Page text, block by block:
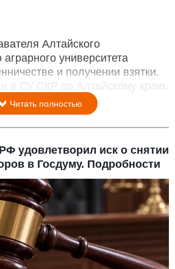
Алтайского
аграрного университета
и получении взятки.
в СУ СКР по Алтайскому краю.
Читать полностью
удовлетворил иск о снятии
в Госдуму. Подробности